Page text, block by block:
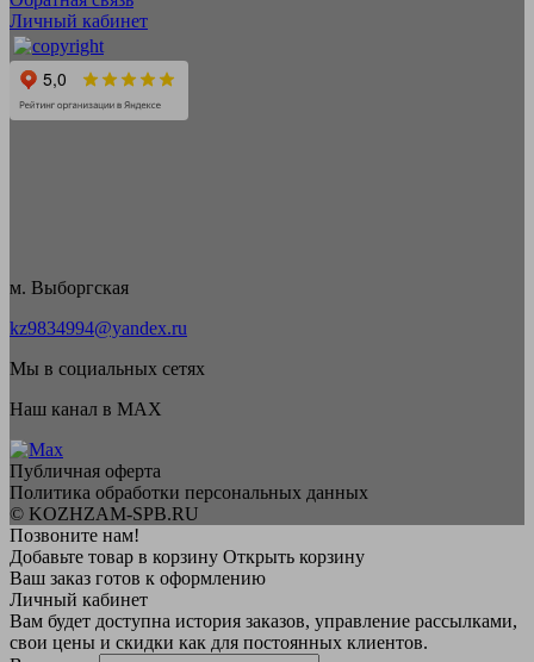
Личный кабинет
м. Выборгская
kz9834994@yandex.ru
Мы в социальных сетях
Наш канал в MAX
Публичная оферта
Политика обработки персональных данных
© KOZHZAM-SPB.RU
Позвоните нам!
Добавьте товар в корзину Открыть корзину
Ваш заказ готов к оформлению
Личный кабинет
Вам будет доступна история заказов, управление рассылками,
свои цены и скидки как для постоянных клиентов.